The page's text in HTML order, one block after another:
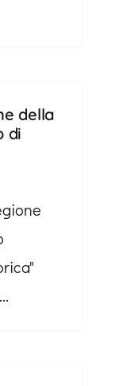
della
di